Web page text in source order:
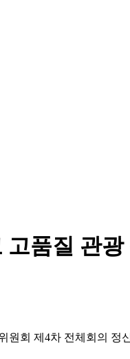
품질 관
회 제4차 전체회의